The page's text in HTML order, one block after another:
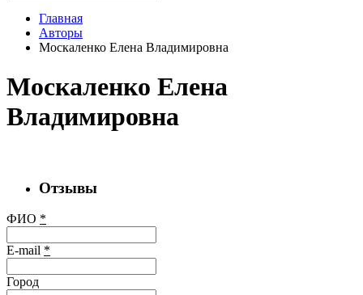
Главная
Авторы
Москаленко Елена Владимировна
Москаленко Елена
Владимировна
Отзывы
ФИО *
E-mail *
Город